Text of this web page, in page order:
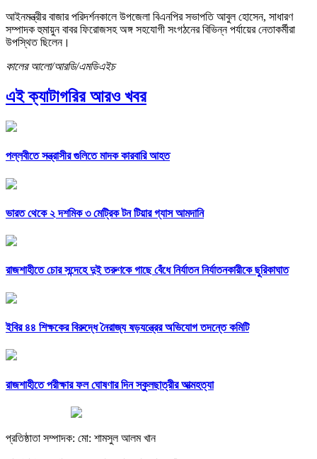
আইনমন্ত্রীর বাজার পরিদর্শনকালে উপজেলা বিএনপির সভাপতি আবুল হোসেন, সাধারণ
সম্পাদক হুমায়ুন বাবর ফিরোজসহ অঙ্গ সহযোগী সংগঠনের বিভিন্ন পর্যায়ের নেতাকর্মীরা
উপস্থিত ছিলেন।
কালের আলো/আরডি/এমডিএইচ
এই ক্যাটাগরির আরও খবর
পল্লবীতে সন্ত্রাসীর গুলিতে মাদক কারবারি আহত
ভারত থেকে ২ দশমিক ৩ মেট্রিক টন টিয়ার গ্যাস আমদানি
রাজশাহীতে চোর সন্দেহে দুই তরুণকে গাছে বেঁধে নির্যাতন নির্যাতনকারীকে ছুরিকাঘাত
ইবির ৪৪ শিক্ষকের বিরুদ্ধে নৈরাজ্য ষড়যন্ত্রের অভিযোগ তদন্তে কমিটি
রাজশাহীতে পরীক্ষার ফল ঘোষণার দিন স্কুলছাত্রীর আত্মহত্যা
প্রতিষ্ঠাতা সম্পাদক: মো: শামসুল আলম খান